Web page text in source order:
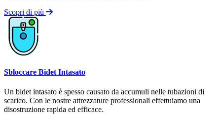
Scopri di più
Sbloccare Bidet Intasato
Un bidet intasato è spesso causato da accumuli nelle tubazioni di
scarico. Con le nostre attrezzature professionali effettuiamo una
disostruzione rapida ed efficace.